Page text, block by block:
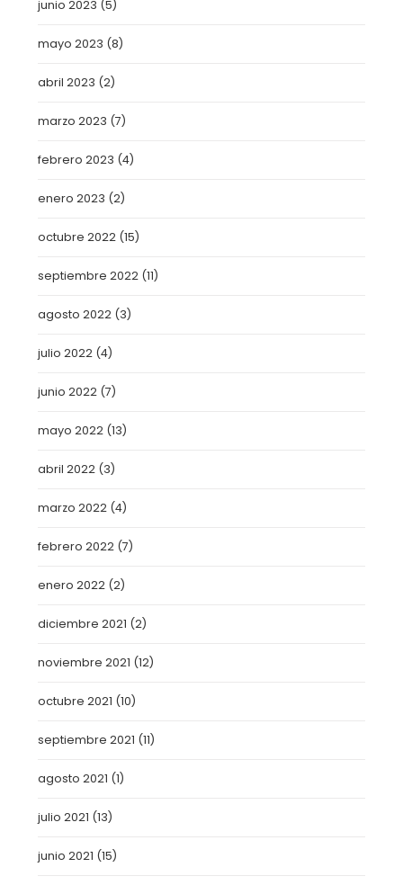
junio 2023 (5)
mayo 2023 (8)
abril 2023 (2)
marzo 2023 (7)
febrero 2023 (4)
enero 2023 (2)
octubre 2022 (15)
septiembre 2022 (11)
agosto 2022 (3)
julio 2022 (4)
junio 2022 (7)
mayo 2022 (13)
abril 2022 (3)
marzo 2022 (4)
febrero 2022 (7)
enero 2022 (2)
diciembre 2021 (2)
noviembre 2021 (12)
octubre 2021 (10)
septiembre 2021 (11)
agosto 2021 (1)
julio 2021 (13)
junio 2021 (15)